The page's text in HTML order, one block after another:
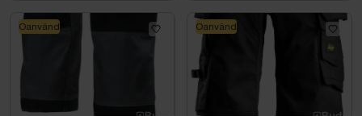
Oanvänd Oanvänd